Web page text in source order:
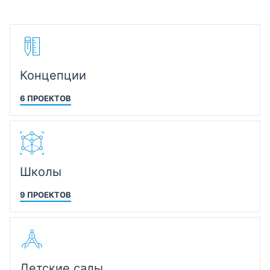
Концепции
6 ПРОЕКТОВ
Школы
9 ПРОЕКТОВ